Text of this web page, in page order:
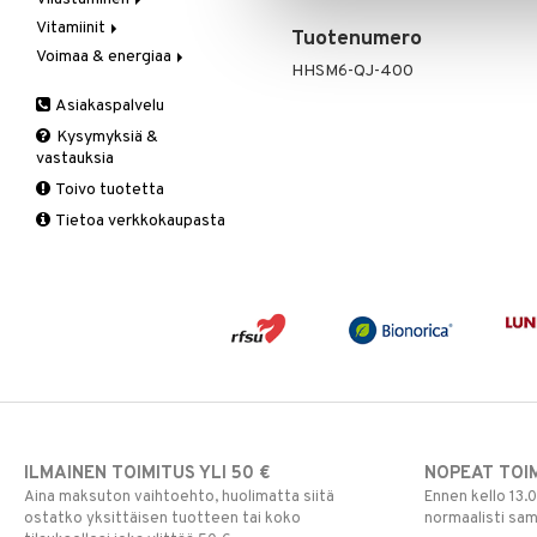
Tuotenumero
HHSM6-QJ-400
Vegetaariset rasvahapot
Verisuonia vahvistavat
Kivunlievitys
Muuta
Juomat
Kuidut
Ruuansulatus
Suolisto
C-vitamiini
Estävä & helpottava
Muut
Valkosipuli
Yskään
Vitamiinit
A, D, E & K
B-vitamiinit
C-vitamiinit
Miehet
Multimineraalit
Voimaa & energiaa
Muut
Q-10
Schizandra
Suorituskyky
Asiakaspalvelu
Kysymyksiä &
vastauksia
Toivo tuotetta
Tietoa verkkokaupasta
ILMAINEN TOIMITUS YLI 50 €
Aina maksuton vaihtoehto, huolimatta siitä
ostatko yksittäisen tuotteen tai koko
NOPEAT
Ennen kello
normaalisti